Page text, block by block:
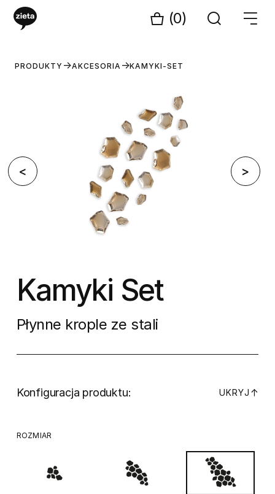
(0)
PRODUKTY AKCESORIA KAMYKI-SET
< >
Kamyki Set
Płynne krople ze stali
Konfiguracja produktu: UKRYJ ↓
ROZMIAR